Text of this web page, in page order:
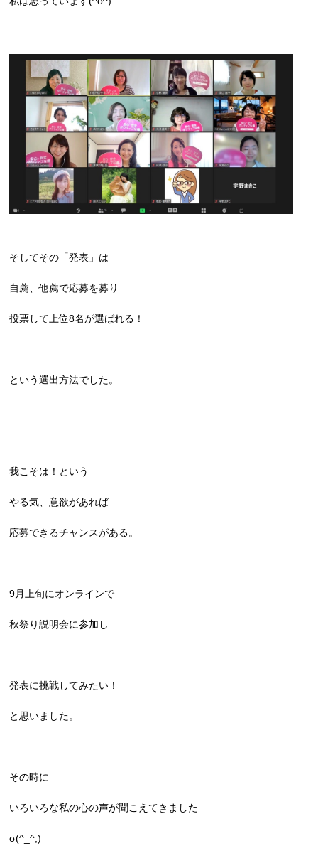
そしてその「発表」は
自薦、他薦で応募を募り
投票して上位8名が選ばれる！
という選出方法でした。
我こそは！という
やる気、意欲があれば
応募できるチャンスがある。
9月上旬にオンラインで
秋祭り説明会に参加し
発表に挑戦してみたい！
と思いました。
その時に
いろいろな私の心の声が聞こえてきました
σ(^_^;)